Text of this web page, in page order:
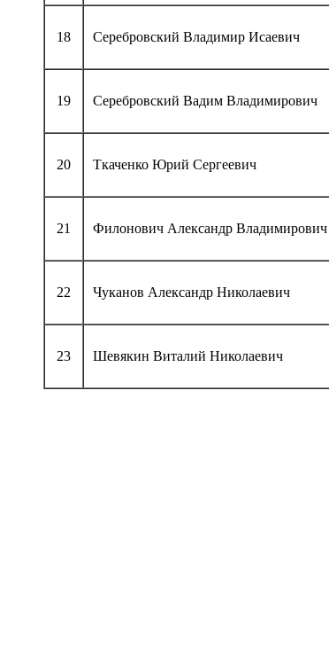
18 Серебровский Владимир Исаевич
19 Серебровский Вадим Владимирович
20 Ткаченко Юрий Сергеевич
21 Филонович Александр Владимирович
22 Чуканов Александр Николаевич
23 Шевякин Виталий Николаевич